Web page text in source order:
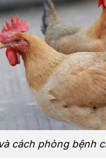
cách phòng bệnh